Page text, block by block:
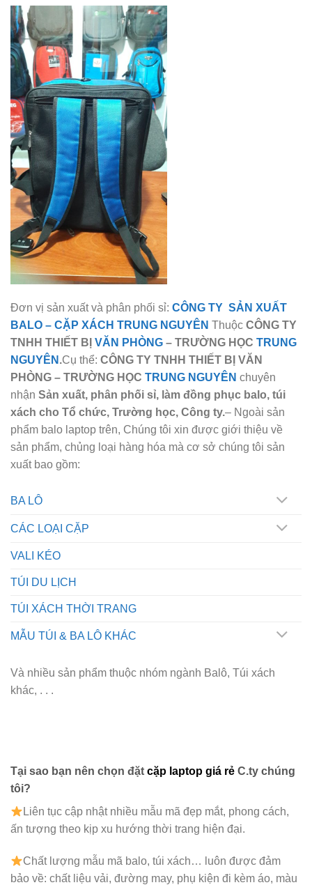
Đơn vị sản xuất và phân phối sỉ: CÔNG TY SẢN XUẤT
BALO – CẶP XÁCH TRUNG NGUYÊN Thuộc CÔNG TY
TNHH THIẾT BỊ VĂN PHÒNG – TRƯỜNG HỌC TRUNG
NGUYÊN .Cụ thể: CÔNG TY TNHH THIẾT BỊ VĂN
PHÒNG – TRƯỜNG HỌC TRUNG NGUYÊN chuyên
nhận Sản xuất, phân phối sỉ, làm đồng phục balo, túi
xách cho Tổ chức, Trường học, Công ty.– Ngoài sản
phẩm balo laptop trên, Chúng tôi xin được giới thiệu về
sản phẩm, chủng loại hàng hóa mà cơ sở chúng tôi sản
xuất bao gồm:
BA LÔ
CÁC LOẠI CẶP
VALI KÉO
TÚI DU LỊCH
TÚI XÁCH THỜI TRANG
MẪU TÚI & BA LÔ KHÁC
Và nhiều sản phẩm thuộc nhóm ngành Balô, Túi xách
khác, . . .
Tại sao bạn nên chọn đặt cặp laptop giá rẻ C.ty chúng
tôi?
Liên tục cập nhật nhiều mẫu mã đẹp mắt, phong cách,
ấn tượng theo kịp xu hướng thời trang hiện đại.
Chất lượng mẫu mã balo, túi xách…
luôn được đảm
bảo về: chất liệu vải, đường may, phụ kiện đi kèm áo, màu